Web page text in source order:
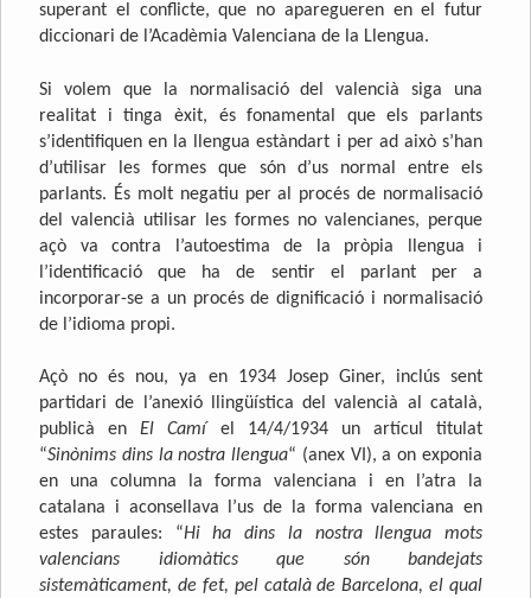
superant el conflicte, que no aparegueren en el futur
diccionari de l’Acadèmia Valenciana de la Llengua.
Si volem que la normalisació del valencià siga una
realitat i tinga èxit, és fonamental que els parlants
s’identifiquen en la llengua estàndart i per ad això s’han
d’utilisar les formes que són d’us normal entre els
parlants. És molt negatiu per al procés de normalisació
del valencià utilisar les formes no valencianes, perque
açò va contra l’autoestima de la pròpia llengua i
l’identificació que ha de sentir el parlant per a
incorporar-se a un procés de dignificació i normalisació
de l’idioma propi.
Açò no és nou, ya en 1934 Josep Giner, inclús sent
partidari de l’anexió llingüística del valencià al català,
publicà enEl Camíel 14/4/1934 un artícul titulat
“Sinònims dins la nostra llengua“ (anex VI), a on exponia
en una columna la forma valenciana i en l’atra la
catalana i aconsellava l’us de la forma valenciana en
estes paraules: “Hi ha dins la nostra llengua mots
valencians idiomàtics que són bandejats
sistemàticament, de fet, pel català de Barcelona, el qual